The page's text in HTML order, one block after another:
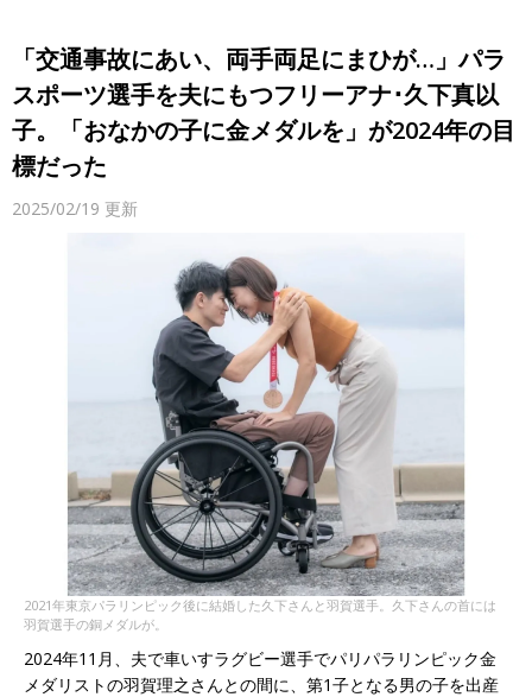
「交通事故にあい、両手両足にまひが…」パラ
スポーツ選手を夫にもつフリーアナ･久下真以
子。「おなかの子に金メダルを」が2024年の目
標だった
2025/02/19 更新
2021年東京パラリンピック後に結婚した久下さんと羽賀選手。久下さんの首には
羽賀選手の銅メダルが。
2024年11月、夫で車いすラグビー選手でパリパラリンピック金
メダリストの羽賀理之さんとの間に、第1子となる男の子を出産